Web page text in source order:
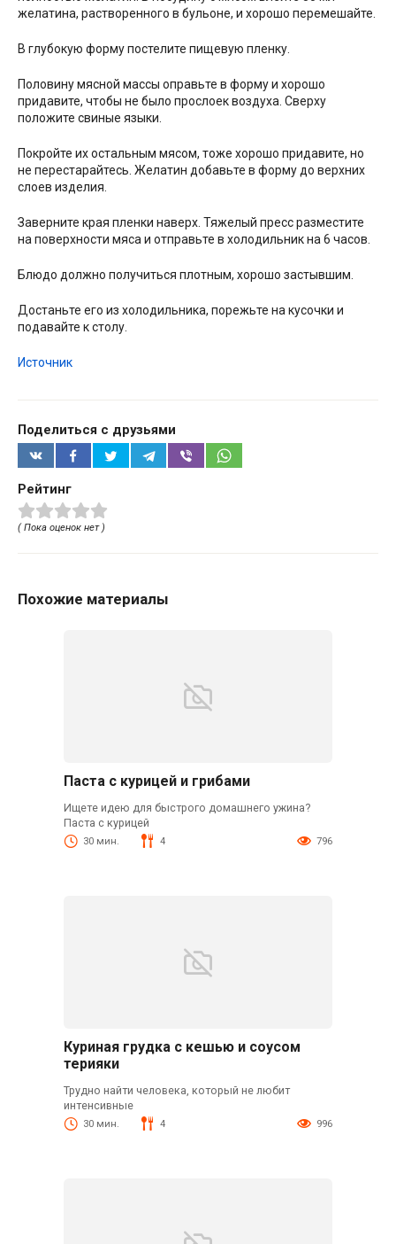
желатина, растворенного в бульоне, и хорошо перемешайте.
В глубокую форму постелите пищевую пленку.
Половину мясной массы оправьте в форму и хорошо
придавите, чтобы не было прослоек воздуха. Сверху
положите свиные языки.
Покройте их остальным мясом, тоже хорошо придавите, но
не перестарайтесь. Желатин добавьте в форму до верхних
слоев изделия.
Заверните края пленки наверх. Тяжелый пресс разместите
на поверхности мяса и отправьте в холодильник на 6 часов.
Блюдо должно получиться плотным, хорошо застывшим.
Достаньте его из холодильника, порежьте на кусочки и
подавайте к столу.
Источник
Поделиться с друзьями
Рейтинг
( Пока оценок нет )
Похожие материалы
Паста с курицей и грибами
Ищете идею для быстрого домашнего ужина?
Паста с курицей
30 мин. 4 796
Куриная грудка с кешью и соусом
терияки
Трудно найти человека, который не любит
интенсивные
30 мин. 4 996